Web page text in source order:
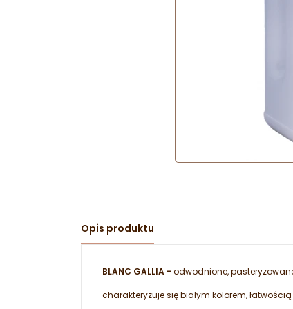
Opis produktu
BLANC GALLIA - odwodnione,
charakteryzuje się białym kolorem,